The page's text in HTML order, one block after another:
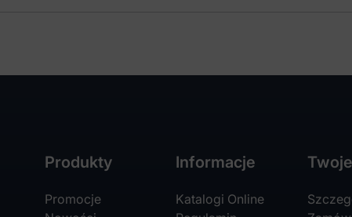
Produkty
Promocje
Informacje
Katalogi Online